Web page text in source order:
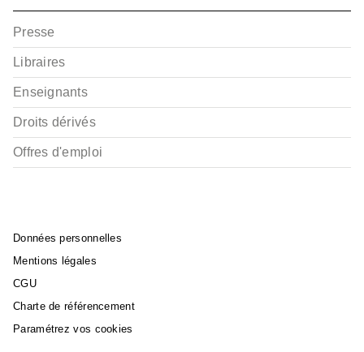
Presse
Libraires
Enseignants
Droits dérivés
Offres d'emploi
Données personnelles
Mentions légales
CGU
Charte de référencement
Paramétrez vos cookies